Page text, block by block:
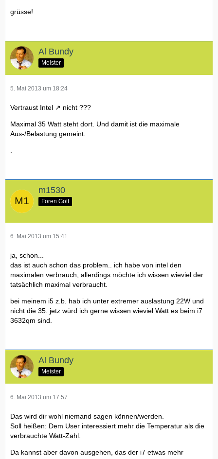
grüsse!
Al Bundy
Meister
5. Mai 2013 um 18:24
Vertraust Intel nicht ???
Maximal 35 Watt steht dort. Und damit ist die maximale
Aus-/Belastung gemeint.
.
m1530
Foren Gott
6. Mai 2013 um 15:41
ja, schon...
das ist auch schon das problem.. ich habe von intel den
maximalen verbrauch, allerdings möchte ich wissen wieviel der
tatsächlich maximal verbraucht.
bei meinem i5 z.b. hab ich unter extremer auslastung 22W und
nicht die 35. jetz würd ich gerne wissen wieviel Watt es beim i7
3632qm sind.
Al Bundy
Meister
6. Mai 2013 um 17:57
Das wird dir wohl niemand sagen können/werden.
Soll heißen: Dem User interessiert mehr die Temperatur als die
verbrauchte Watt-Zahl.
Da kannst aber davon ausgehen, das der i7 etwas mehr